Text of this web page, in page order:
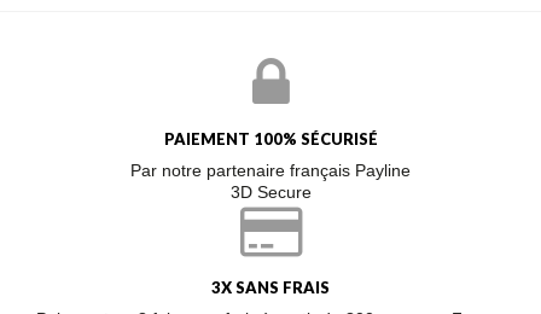
PAIEMENT 100% SÉCURISÉ
Par notre partenaire français Payline
3D Secure
3X SANS FRAIS